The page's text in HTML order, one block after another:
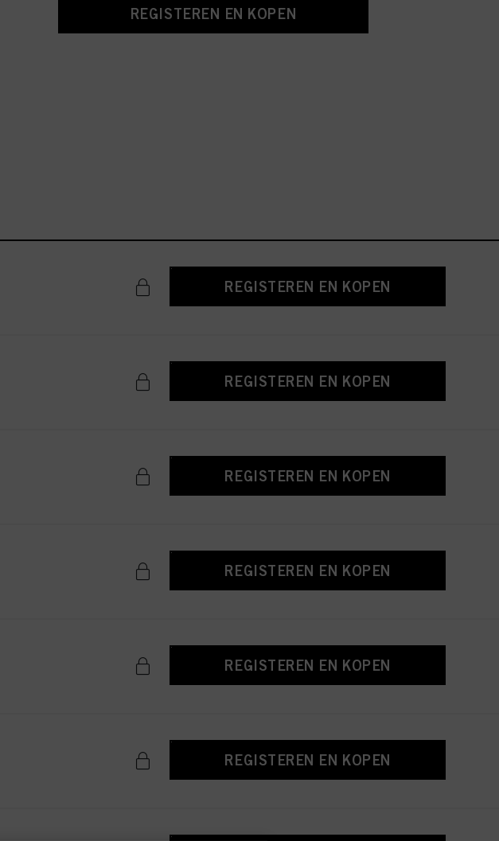
REGISTEREN EN KOPEN
REGISTEREN EN KOPEN
REGISTEREN EN KOPEN
REGISTEREN EN KOPEN
REGISTEREN EN KOPEN
REGISTEREN EN KOPEN
REGISTEREN EN KOPEN